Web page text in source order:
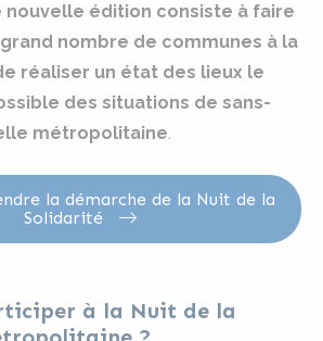
nouvelle édition consiste à faire
nombre de communes à la
réaliser un état des lieux le
des situations de sans-
métropolitaine.
la démarche de la Nuit de la
Solidarité
à la Nuit de la